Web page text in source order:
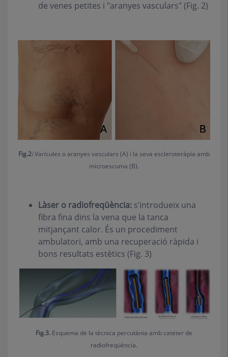
de venes petites i "aranyes vasculars" (Fig. 2)
Fig.2:Varícules o aranyes vasculars (A) i la seva escleroteràpia amb
microescuma (B).
Làser o radiofreqüència: s’introdueix una
fibra fina dins la vena que la tanca
mitjançant calor. És un procediment
ambulatori, amb una recuperació ràpida i
bons resultats estètics (Fig. 3)
Fig.3. Esquema de la tècnica percutània amb cateter de
radiofreqüència.